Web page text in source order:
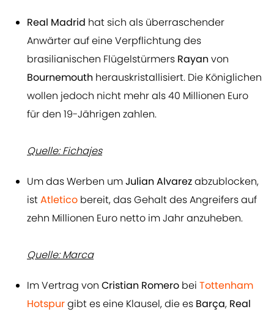
Real Madrid hat sich als überraschender
Anwärter auf eine Verpflichtung des
brasilianischen Flügelstürmers Rayan von
Bournemouth herauskristallisiert. Die Königlichen
wollen jedoch nicht mehr als 40 Millionen Euro
für den 19-Jährigen zahlen.
Quelle: Fichajes
Um das Werben umJulian Alvarezabzublocken,
istAtletico bereit, das Gehalt des Angreifers auf
zehn Millionen Euro netto im Jahr anzuheben.
Quelle: Marca
Im Vertrag von Cristian Romero bei Tottenham
Hotspurgibt es eine Klausel, die es Barça, Real